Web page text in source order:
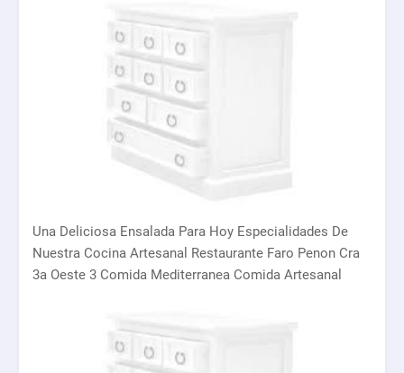
Una Deliciosa Ensalada Para Hoy Especialidades De
Nuestra Cocina Artesanal Restaurante Faro Penon Cra
3a Oeste 3 Comida Mediterranea Comida Artesanal